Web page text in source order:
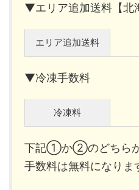
▼エリア追加送料【北
エリア追加送料
▼冷凍手数料
冷凍料
下記①か②のどちらか
手数料は無料になりま